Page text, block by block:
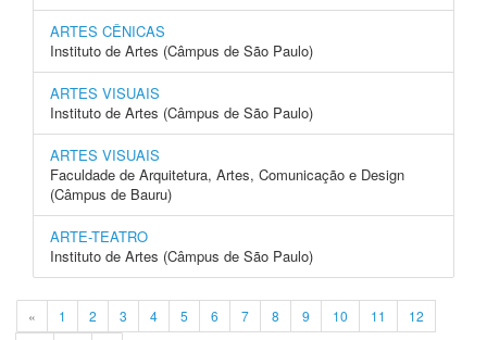
ARTES CÊNICAS
Instituto de Artes (Câmpus de São Paulo)
ARTES VISUAIS
Instituto de Artes (Câmpus de São Paulo)
ARTES VISUAIS
Faculdade de Arquitetura, Artes, Comunicação e Design
(Câmpus de Bauru)
ARTE-TEATRO
Instituto de Artes (Câmpus de São Paulo)
« 1 2 3 4 5 6 7 8 9 10 11
12